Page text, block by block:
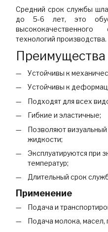
Средний срок службы
до 5-6 лет, это
технологий производства.
Преимущества
Устойчивы к
Устойчивы к
Подходят для всех
Гибкие и эластичные;
Позволяют
жидкости;
Эксплуатируются при
температур;
Длительный срок
Применение
Подача и
Подача молока, масел,